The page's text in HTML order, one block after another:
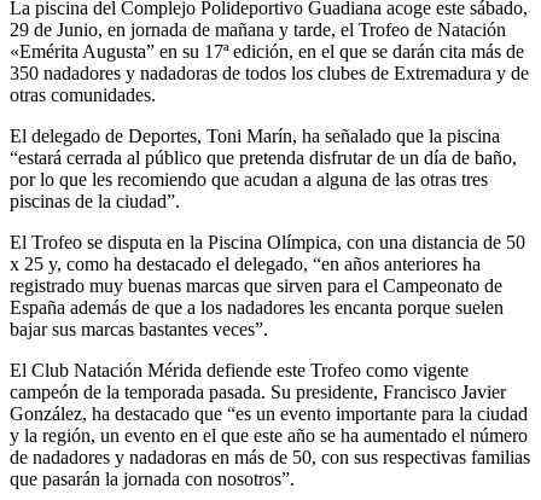
La piscina del Complejo Polideportivo Guadiana acoge este sábado,
29 de Junio, en jornada de mañana y tarde, el Trofeo de Natación
«Emérita Augusta” en su 17ª edición, en el que se darán cita más de
350 nadadores y nadadoras de todos los clubes de Extremadura y de
otras comunidades.
El delegado de Deportes, Toni Marín, ha señalado que la piscina
“estará cerrada al público que pretenda disfrutar de un día de baño,
por lo que les recomiendo que acudan a alguna de las otras tres
piscinas de la ciudad”.
El Trofeo se disputa en la Piscina Olímpica, con una distancia de 50
x 25 y, como ha destacado el delegado, “en años anteriores ha
registrado muy buenas marcas que sirven para el Campeonato de
España además de que a los nadadores les encanta porque suelen
bajar sus marcas bastantes veces”.
El Club Natación Mérida defiende este Trofeo como vigente
campeón de la temporada pasada. Su presidente, Francisco Javier
González, ha destacado que “es un evento importante para la ciudad
y la región, un evento en el que este año se ha aumentado el número
de nadadores y nadadoras en más de 50, con sus respectivas familias
que pasarán la jornada con nosotros”.